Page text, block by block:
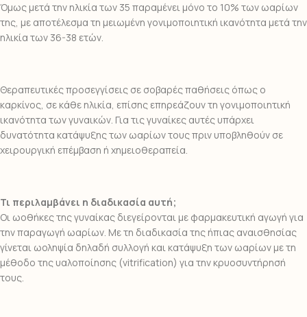
Όμως μετά την ηλικία των 35 παραμένει μόνο το 10% των ωαρίων
της, με αποτέλεσμα τη μειωμένη γονιμοποιητική ικανότητα μετά την
ηλικία των 36-38 ετών.
Θεραπευτικές προσεγγίσεις σε σοβαρές παθήσεις όπως ο
καρκίνος, σε κάθε ηλικία, επίσης επηρεάζουν τη γονιμοποιητική
ικανότητα των γυναικών. Για τις γυναίκες αυτές υπάρχει
δυνατότητα κατάψυξης των ωαρίων τους πριν υποβληθούν σε
χειρουργική επέμβαση ή χημειοθεραπεία.
Τι περιλαμβάνει η διαδικασία αυτή;
Οι ωοθήκες της γυναίκας διεγείρονται με φαρμακευτική αγωγή για
την παραγωγή ωαρίων. Με τη διαδικασία της ήπιας αναισθησίας
γίνεται ωοληψία δηλαδή συλλογή και κατάψυξη των ωαρίων με τη
μέθοδο της υαλοποίησης (vitrification) για την κρυοσυντήρησή
τους.